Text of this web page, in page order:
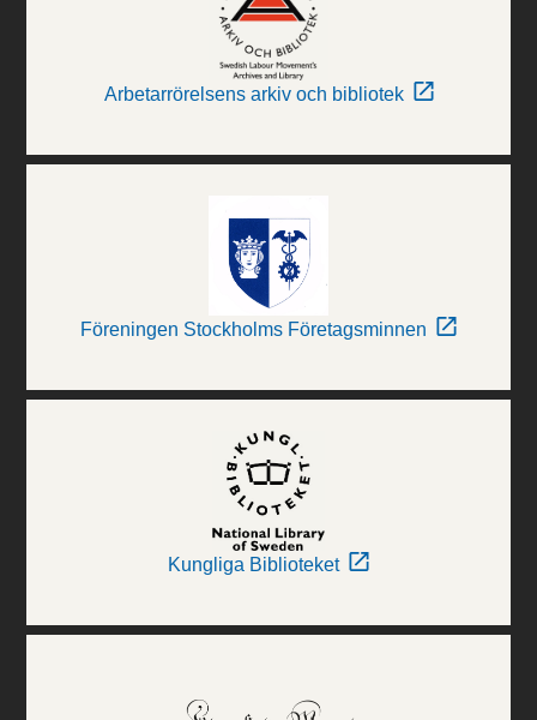
Arbetarrörelsens arkiv och bibliotek
Föreningen Stockholms Företagsminnen
Kungliga Biblioteket